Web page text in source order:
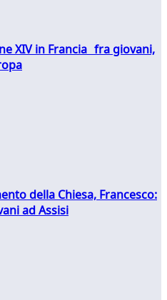
XIV in Francia fra giovani,
della Chiesa, Francesco:
ad Assisi